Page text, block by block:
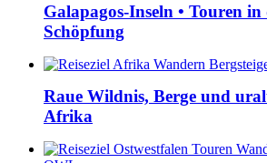
Galapagos-Inseln • Touren
Schöpfung
Raue Wildnis, Berge und
Afrika